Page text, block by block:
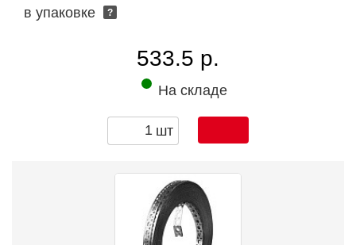
в упаковке
?
533.5 р.
На складе
шт